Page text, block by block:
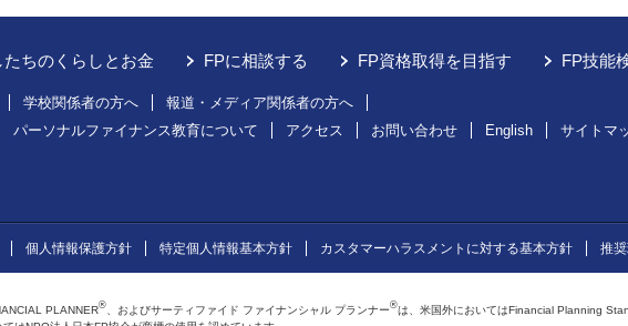
たちのくらしとお金 FPに相談する FP資格取得を目指す FP技能
学校関係者の方へ
報道・メディア関係者の方へ
パーソナルファイナンス教育について アクセス お問い合わせ English サイトマ
個人情報保護方針 特定個人情報基本方針 カスタマーハラスメントに対する基本方針 推
PLANNER® 、およびサーティファイド ファイナンシャル プランナー®は、米国外においてはFinancial Planning